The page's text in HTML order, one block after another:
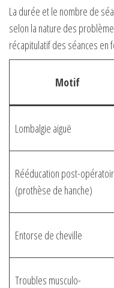
La durée et le nombre de
selon la nature des
récapitulatif des séances en
Motif
Lombalgie aiguë
Rééducation post-
(prothèse de hanche)
Entorse de cheville
Troubles musculo-